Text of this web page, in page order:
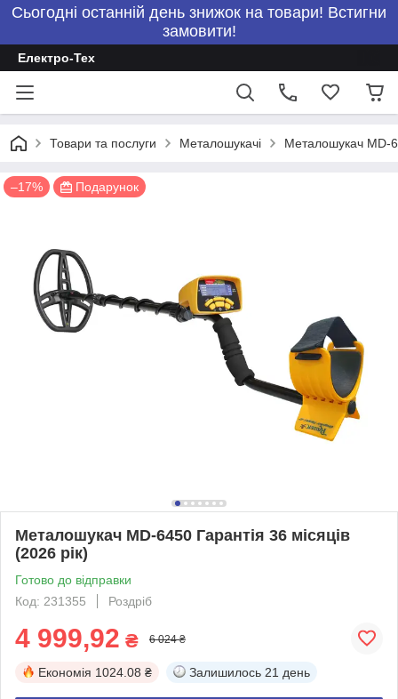
Сьогодні останній день знижок на товари! Встигни
замовити!
Електро-Тех
Товари та послуги Металошукачі Металошукач MD-
–17% Подарунок
Металошукач MD-6450 Гарантія 36 місяців
(2026 рік)
Готово до відправки
Код: 231355
Роздріб
4 999,92 ₴ 6 024 ₴
Економія 1024.08 ₴ Залишилось 21 день